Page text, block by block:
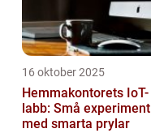
16 oktober 2025
Hemmakontorets IoT-
labb: Små experiment
med smarta prylar